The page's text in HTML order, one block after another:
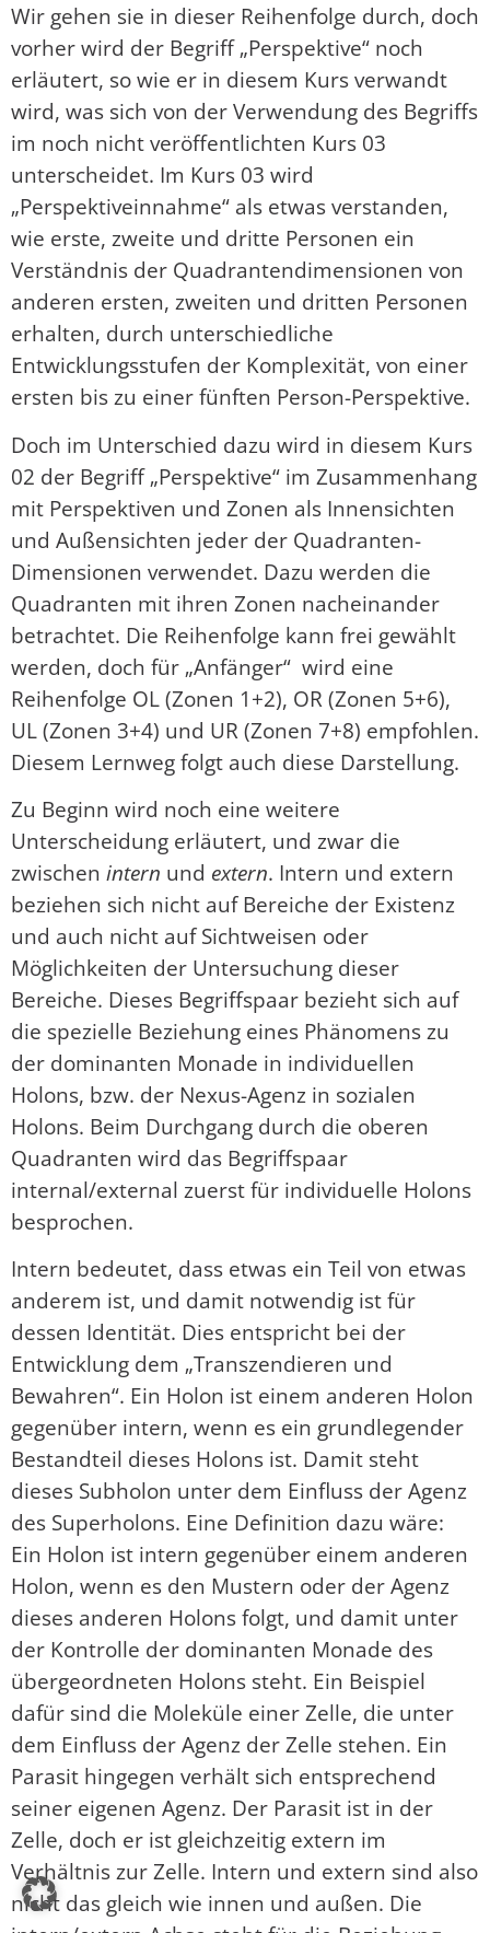
Wir gehen sie in dieser Reihenfolge durch, doch
vorher wird der Begriff „Perspektive“ noch
erläutert, so wie er in diesem Kurs verwandt
wird, was sich von der Verwendung des Begriffs
im noch nicht veröffentlichten Kurs 03
unterscheidet. Im Kurs 03 wird
„Perspektiveinnahme“ als etwas verstanden,
wie erste, zweite und dritte Personen ein
Verständnis der Quadrantendimensionen von
anderen ersten, zweiten und dritten Personen
erhalten, durch unterschiedliche
Entwicklungsstufen der Komplexität, von einer
ersten bis zu einer fünften Person-Perspektive.
Doch im Unterschied dazu wird in diesem Kurs
02 der Begriff „Perspektive“ im Zusammenhang
mit Perspektiven und Zonen als Innensichten
und Außensichten jeder der Quadranten-
Dimensionen verwendet. Dazu werden die
Quadranten mit ihren Zonen nacheinander
betrachtet. Die Reihenfolge kann frei gewählt
werden, doch für „Anfänger“ wird eine
Reihenfolge OL (Zonen 1+2), OR (Zonen 5+6),
UL (Zonen 3+4) und UR (Zonen 7+8) empfohlen.
Diesem Lernweg folgt auch diese Darstellung.
Zu Beginn wird noch eine weitere
Unterscheidung erläutert, und zwar die
zwischen intern und extern. Intern und extern
beziehen sich nicht auf Bereiche der Existenz
und auch nicht auf Sichtweisen oder
Möglichkeiten der Untersuchung dieser
Bereiche. Dieses Begriffspaar bezieht sich auf
die spezielle Beziehung eines Phänomens zu
der dominanten Monade in individuellen
Holons, bzw. der Nexus-Agenz in sozialen
Holons. Beim Durchgang durch die oberen
Quadranten wird das Begriffspaar
internal/external zuerst für individuelle Holons
besprochen.
Intern bedeutet, dass etwas ein Teil von etwas
anderem ist, und damit notwendig ist für
dessen Identität. Dies entspricht bei der
Entwicklung dem „Transzendieren und
Bewahren“. Ein Holon ist einem anderen Holon
gegenüber intern, wenn es ein grundlegender
Bestandteil dieses Holons ist. Damit steht
dieses Subholon unter dem Einfluss der Agenz
des Superholons. Eine Definition dazu wäre:
Ein Holon ist intern gegenüber einem anderen
Holon, wenn es den Mustern oder der Agenz
dieses anderen Holons folgt, und damit unter
der Kontrolle der dominanten Monade des
übergeordneten Holons steht. Ein Beispiel
dafür sind die Moleküle einer Zelle, die unter
dem Einfluss der Agenz der Zelle stehen. Ein
Parasit hingegen verhält sich entsprechend
seiner eigenen Agenz. Der Parasit ist in der
Zelle, doch er ist gleichzeitig extern im
Verhältnis zur Zelle. Intern und extern sind also
nicht das gleich wie innen und außen. Die